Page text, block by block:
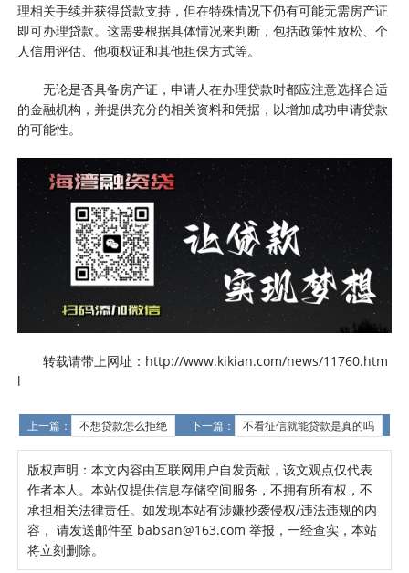
理相关手续并获得贷款支持，但在特殊情况下仍有可能无需房产证
即可办理贷款。这需要根据具体情况来判断，包括政策性放松、个
人信用评估、他项权证和其他担保方式等。
无论是否具备房产证，申请人在办理贷款时都应注意选择合适
的金融机构，并提供充分的相关资料和凭据，以增加成功申请贷款
的可能性。
转载请带上网址：http://www.kikian.com/news/11760.htm
l
上一篇： 不想贷款怎么拒绝 下一篇： 不看征信就能贷款是真的吗
版权声明：本文内容由互联网用户自发贡献，该文观点仅代表
作者本人。本站仅提供信息存储空间服务，不拥有所有权，不
承担相关法律责任。如发现本站有涉嫌抄袭侵权/违法违规的内
容， 请发送邮件至 babsan@163.com 举报，一经查实，本站
将立刻删除。